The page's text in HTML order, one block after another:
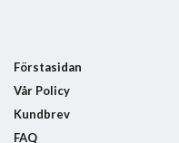
Förstasidan
Vår Policy
Kundbrev
FAQ